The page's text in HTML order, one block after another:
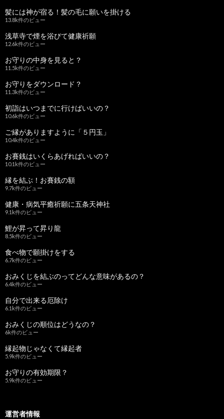
髪には神が宿る！髪の毛に願いを掛ける
13.8k件のビュー
浅草寺で煙を浴びて健康祈願
12.6k件のビュー
お守りの中身を見ると？
11.5k件のビュー
お守りをダウンロード？
11.3k件のビュー
初詣はいつまでに行けばいいの？
10.6k件のビュー
ご縁がありますように「５円玉」
10.4k件のビュー
お賽銭はいくらあげればいいの？
10.1k件のビュー
縁を結ぶ！お賽銭の額
9.7k件のビュー
健康・病気平癒祈願に五条天神社
9.1k件のビュー
鯉が昇って昇り龍
8.5k件のビュー
食べ物で願掛けをする
6.7k件のビュー
おみくじを結ぶのってどんな意味があるの？
6.4k件のビュー
自分で出来る厄除け
6.1k件のビュー
おみくじの順位はどうなの？
6k件のビュー
縁起物じゃなくて縁起者
5.9k件のビュー
お守りの有効期限？
5.9k件のビュー
運営者情報